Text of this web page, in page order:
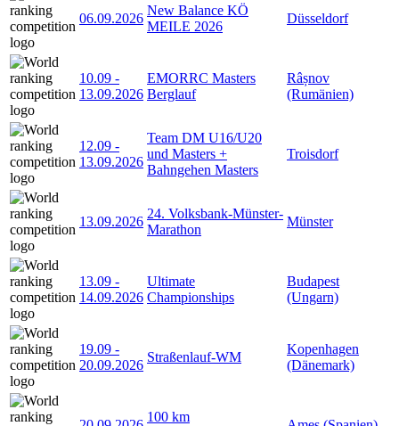
06.09.2026
New Balance KÖ
MEILE 2026
Düsseldorf
10.09 -
13.09.2026
EMORRC Masters
Berglauf
Râșnov
(Rumänien)
12.09 -
13.09.2026
Team DM U16/U20
und Masters +
Bahngehen Masters
Troisdorf
13.09.2026
24. Volksbank-Münster-
Marathon
Münster
13.09 -
14.09.2026
Ultimate
Championships
Budapest
(Ungarn)
19.09 -
20.09.2026
Straßenlauf-WM
Kopenhagen
(Dänemark)
100 km